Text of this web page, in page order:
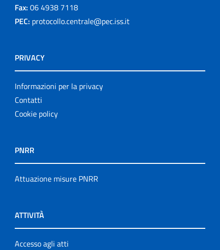
Fax: 06 4938 7118
PEC: protocollo.centrale@pec.iss.it
PRIVACY
Informazioni per la privacy
Contatti
Cookie policy
PNRR
Attuazione misure PNRR
ATTIVITÀ
Accesso agli atti